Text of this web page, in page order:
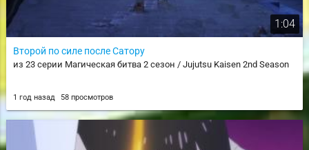
1:04
Второй по силе после Сатору
из 23 серии Магическая битва 2 сезон / Jujutsu Kaisen 2nd Season
1 год назад 58 просмотров